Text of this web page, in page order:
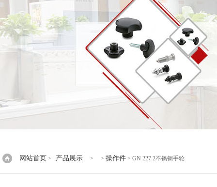
网站首页 > 产品展示 > > 操作件 > GN 227.2不锈钢手轮